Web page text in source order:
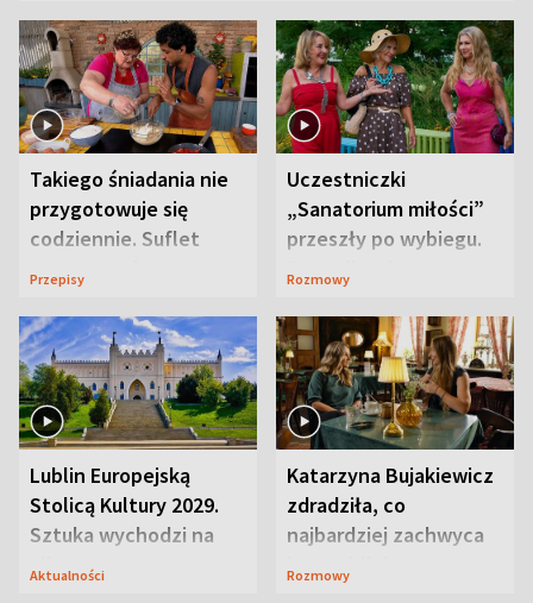
Takiego śniadania nie
przygotowuje się
codziennie. Suflet
serowy zachwyca
Przepisy
Uczestniczki
„Sanatorium miłości”
przeszły po wybiegu.
Te stylizacje
Rozmowy
Lublin Europejską
Stolicą Kultury 2029.
Sztuka wychodzi na
ulice
Aktualności
Katarzyna Bujakiewicz
zdradziła, co
najbardziej zachwyca
ją w Lublinie
Rozmowy